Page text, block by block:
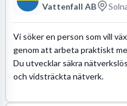
Vattenfall AB
Vi söker en person som vill
genom att arbeta praktiskt
Du utvecklar säkra
och vidsträckta nätverk.